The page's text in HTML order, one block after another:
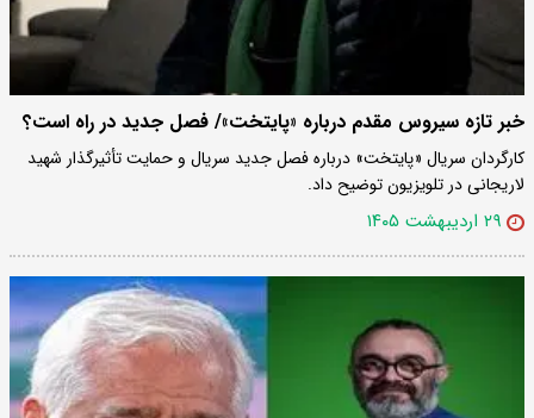
خبر تازه سیروس مقدم درباره «پایتخت»/ فصل جدید در راه است؟
کارگردان سریال «پایتخت» درباره فصل جدید سریال و حمایت تأثیرگذار شهید
لاریجانی در تلویزیون توضیح داد.
۲۹ اردیبهشت ۱۴۰۵